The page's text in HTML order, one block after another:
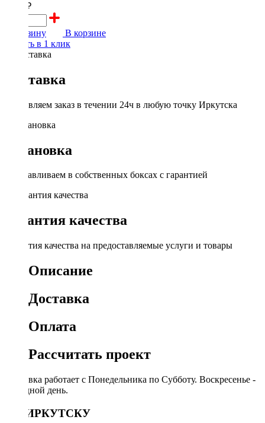
1000 ₽
В корзину
В корзине
Купить в 1 клик
Доставка
Доставляем заказ в течении 24ч в любую точку Иркутска
Установка
Устанавливаем в собственных боксах с гарантией
Гарантия качества
Гарантия качества на предоставляемые услуги и товары
Описание
Доставка
Оплата
Рассчитать проект
Доставка работает с Понедельника по Субботу. Воскресенье -
выходной день.
ПО ИРКУТСКУ